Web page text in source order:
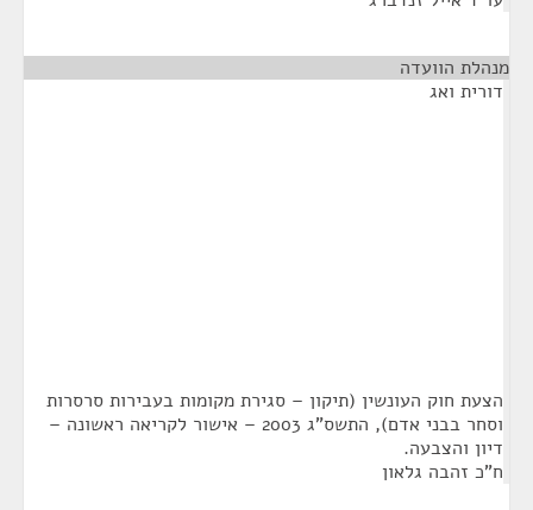
מנהלת הוועדה
דורית ואג
הצעת חוק העונשין (תיקון – סגירת מקומות בעבירות סרסרות
וסחר בבני אדם), התשס"ג 2003 – אישור לקריאה ראשונה –
דיון והצבעה.
ח"כ זהבה גלאון